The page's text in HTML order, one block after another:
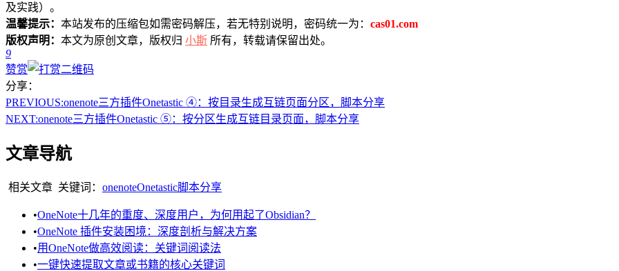
及实践）。
温馨提示： 本站发布的压缩包如需密码解压，若无特别说明，密码统一为： cas01.com
版权声明： 本文为原创文章，版权归 小斯 所有，转载请保留出处。
9
赞赏
分享：
PREVIOUS:onenote三方插件Onetastic ④：按目录生成互链页面分区，脚本分享
NEXT:onenote三方插件Onetastic ⑤：按分区生成互链目录页面，脚本分享
文章导航
相关文章 关键词： onenoteOnetastic脚本分享
•OneNote十几年的重度、深度用户，为何用起了Obsidian？
•OneNote 插件安装困境：深度剖析与解决方案
•用OneNote做高效阅读：关键词阅读法
•一键快速提取文章或书籍的核心关键词